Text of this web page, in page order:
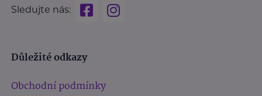
Sledujte nás:
Důležité odkazy
Obchodní podmínky